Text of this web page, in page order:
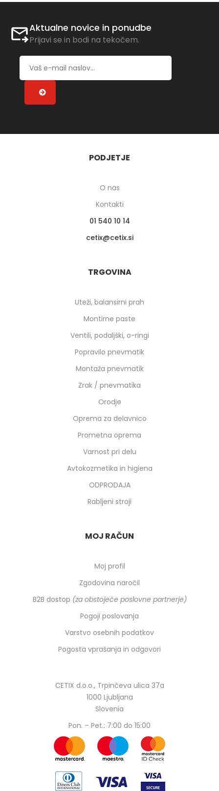
Aktualne novice in ponudbe
Prijavi se in bodi na tekočem.
PODJETJE
O nas
Kontakti
01 540 10 14
cetix
cetix.si
TRGOVINA
Uteži, balansirni prah
Montirne paste
Ventili, podaljški, o-ringi
Popravilo pnevmatik
Montaža pnevmatik
Zrak / pnevmatika
Orodje
Oprema za delavnico
Prometna oprema
Varnost pri delu
Avtokozmetika in higiena
ODPRODAJA
Rabljeni stroji
MOJ RAČUN
Moj profil
Zgodovina naročil
B2B dostop (za obstoječe poslovne partnerje)
Pogoji poslovanja
Varstvo osebnih podatkov
Pogosta vprašanja in odgovori
CETIX d.o.o., Trpinčeva ulica 37a
1000 Ljubljana
Slovenia
Pon. – Pet.: 7:00 do 15:00